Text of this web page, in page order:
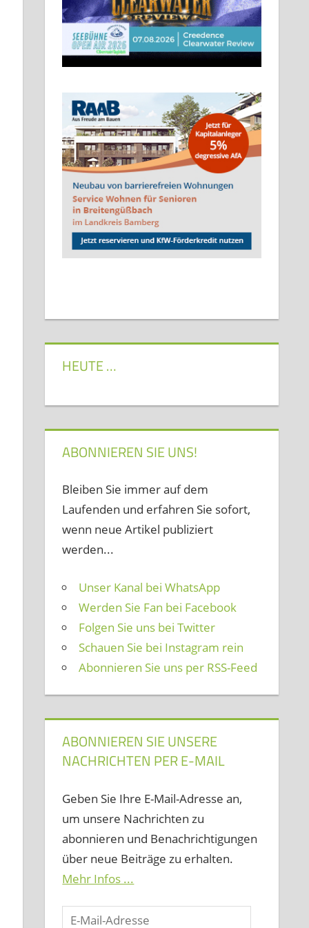
HEUTE …
ABONNIEREN SIE UNS!
Bleiben Sie immer auf dem
Laufenden und erfahren Sie sofort,
wenn neue Artikel publiziert
werden...
Unser Kanal bei WhatsApp
Werden Sie Fan bei Facebook
Folgen Sie uns bei Twitter
Schauen Sie bei Instagram rein
Abonnieren Sie uns per RSS-Feed
ABONNIEREN SIE UNSERE
NACHRICHTEN PER E-MAIL
Geben Sie Ihre E-Mail-Adresse an,
um unsere Nachrichten zu
abonnieren und Benachrichtigungen
über neue Beiträge zu erhalten.
Mehr Infos ...
E-